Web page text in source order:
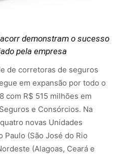
demonstram o sucesso
pela empresa
de corretoras de seguros
em expansão por todo o
com R$ 515 milhões em
e Consórcios. Na
novas Unidades
Paulo (São José do Rio
(Alagoas, Ceará e